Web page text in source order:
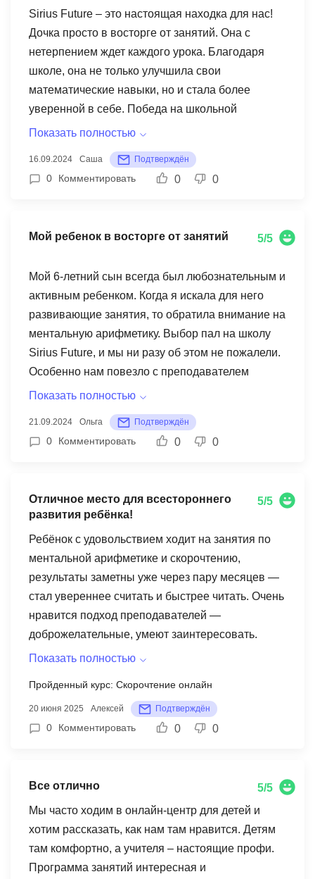
свой потенциал
Индивидуальный подход: Занятия
адаптированы под возраст и уровень знаний
ребенка. 2. Комплексное развитие: Помимо
математики, развиваются память, внимание и
логическое мышление. 3. Удобный формат:
Заниматься можно из любой точки мира, а все
необходимые материалы предоставляются
родителям, которые хотят дать своим детям
качественное образование в удобном формате.
индивидуальный подход.
Sirius Future – это настоящая находка для нас!
Дочка просто в восторге от занятий. Она с
нетерпением ждет каждого урока. Благодаря
школе, она не только улучшила свои
математические навыки, но и стала более
уверенной в себе. Победа на школьной
олимпиаде стала для нас приятным бонусом.
помогаете нашим детям раскрывать свои
таланты!
Показать полностью
16.09.2024 Саша Подтверждён
0 Комментировать 0 0
Мой ребенок в восторге от занятий 5/5
Мой 6-летний сын всегда был любознательным и
активным ребенком. Когда я искала для него
развивающие занятия, то обратила внимание на
ментальную арифметику. Выбор пал на школу
Sirius Future, и мы ни разу об этом не пожалели.
Особенно нам повезло с преподавателем
Анной. Ее профессионализм и внимательное
очень нравится заниматься с ней, он с
нетерпением ждет каждого урока. Благодаря
Я рекомендую школу Sirius Future всем
родителям, которые хотят дать своим детям
качественное образование и всестороннее
развитие.
Показать полностью
21.09.2024 Ольга Подтверждён
0 Комментировать 0 0
Отличное место для всестороннего
развития ребёнка!
5/5
Ребёнок с удовольствием ходит на занятия по
ментальной арифметике и скорочтению,
результаты заметны уже через пару месяцев —
стал увереннее считать и быстрее читать. Очень
нравится подход преподавателей —
доброжелательные, умеют заинтересовать.
Программы действительно продуманные,
Scratch — отлично, что можно выбрать разные
направления в одном месте. Хорошая
платформа, удобно заниматься даже онлайн.
Показать полностью
Пройденный курс: Скорочтение онлайн
20 июня 2025 Алексей Подтверждён
0 Комментировать 0 0
Все отлично
5/5
Мы часто ходим в онлайн-центр для детей и
хотим рассказать, как нам там нравится. Детям
там комфортно, а учителя – настоящие профи.
Программа занятий интересная и